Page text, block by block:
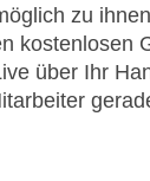
zu
kostenlosen
über Ihr